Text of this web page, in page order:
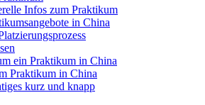
Infos zum Praktikum
in China
ein Praktikum in China
Praktikum in China
kurz und knapp